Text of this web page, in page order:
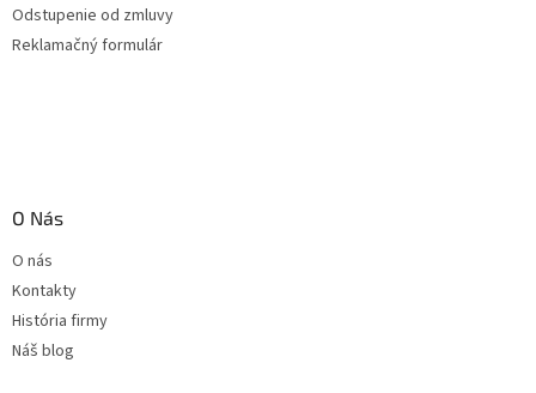
Odstupenie od zmluvy
Reklamačný formulár
O Nás
O nás
Kontakty
História firmy
Náš blog